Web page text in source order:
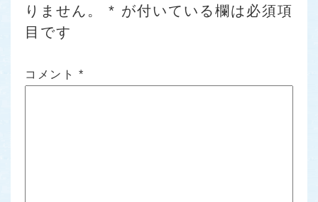
りません。
* が付いている欄は必須項
目です
コメント *